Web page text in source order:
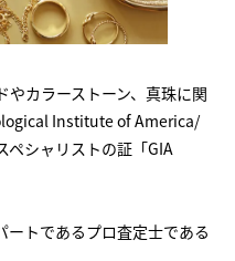
やカラーストーン、真珠に関
Institute of America/
ペシャリストの証「GIA
ートであるプロ査定士である